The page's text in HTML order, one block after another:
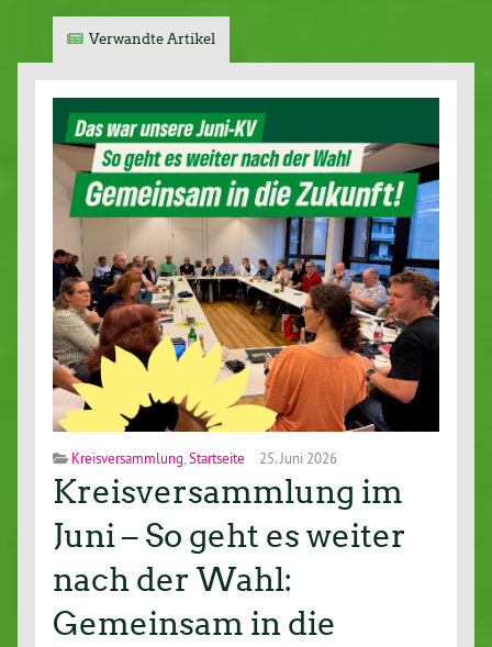
Verwandte Artikel
Kreisversammlung Startseite 25. Juni 2026
Kreisversammlung im
Juni – So geht es weiter
nach der Wahl:
Gemeinsam in die